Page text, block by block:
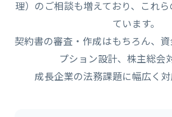
理）のご相談も増えており、これ
ています。
契約書の審査・作成はもちろん、
プション設計、株主総会
成長企業の法務課題に幅広く対